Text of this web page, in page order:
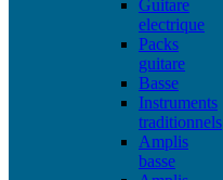
Guitare
electrique
Packs
guitare
Basse
Instruments
traditionnels
Amplis
basse